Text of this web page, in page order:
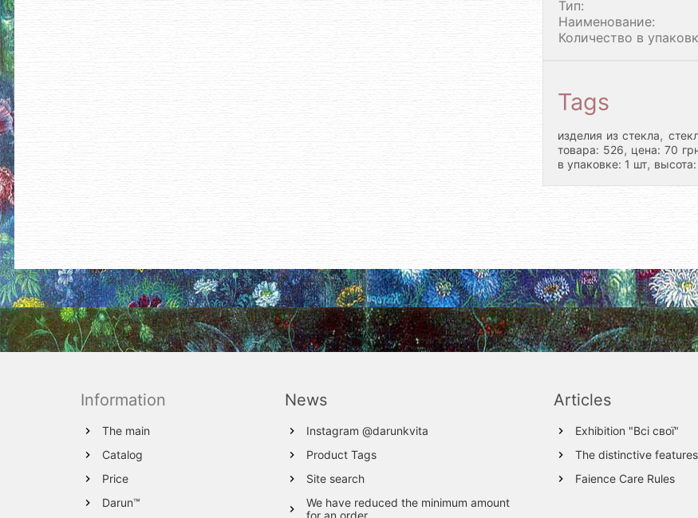
Тип:
Наименование:
Количество в
Tags
изделия из стекла,
товара: 526, цена: 70
в упаковке: 1 шт,
Information
The main
Catalog
Price
Darun™
News
Instagram @darunkvita
Product Tags
Site search
We have reduced the minimum amount
for an order.
Articles
Exhibition "Всі свої"
The distinctive
Faience Care Rules